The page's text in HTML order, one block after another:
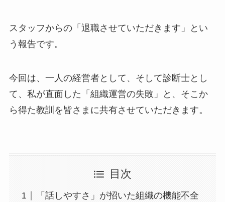
スタッフからの「退職させていただきます」とい
う報告です。
今回は、一人の経営者として、そして診断士とし
て、私が直面した「組織運営の失敗」と、そこか
ら得た教訓を皆さまに共有させていただきます。
目次
「話しやすさ」が招いた組織の機能不全